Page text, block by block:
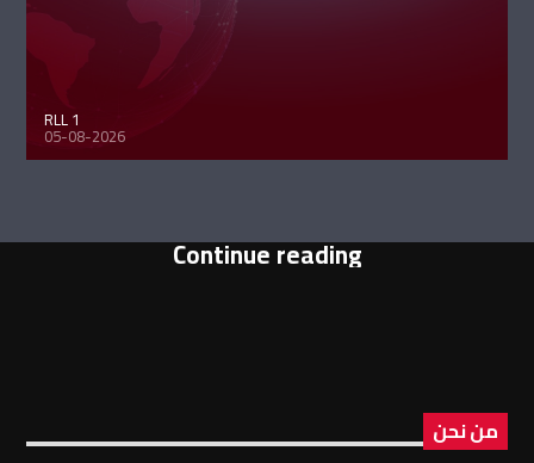
RLL 1
05-08-2026
Continue reading
من نحن